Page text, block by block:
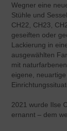
Wegner eine
Stühle und
CH22, CH23,
geseiften oder
Lackierung in
ausgewählten
mit
eigene,
2021 wurde Ilse
ernannt – dem